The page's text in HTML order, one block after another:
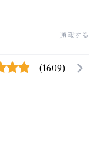
通報する
(1609)